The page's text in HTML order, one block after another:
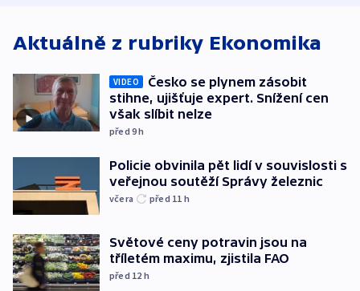
Aktuálně z rubriky Ekonomika
VIDEO
Česko se plynem zásobit
stihne, ujišťuje expert. Snížení cen
však slíbit nelze
před 9h
Policie obvinila pět lidí v souvislosti s
veřejnou soutěží Správy železnic
včera před 11 h
Světové ceny potravin jsou na
tříletém maximu, zjistila FAO
před 12 h